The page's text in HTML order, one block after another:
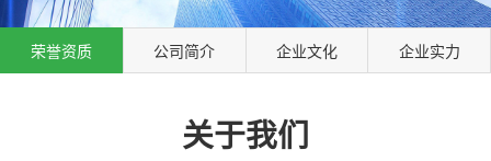
荣誉资质 公司简介 企业文化 企业实力
关于我们